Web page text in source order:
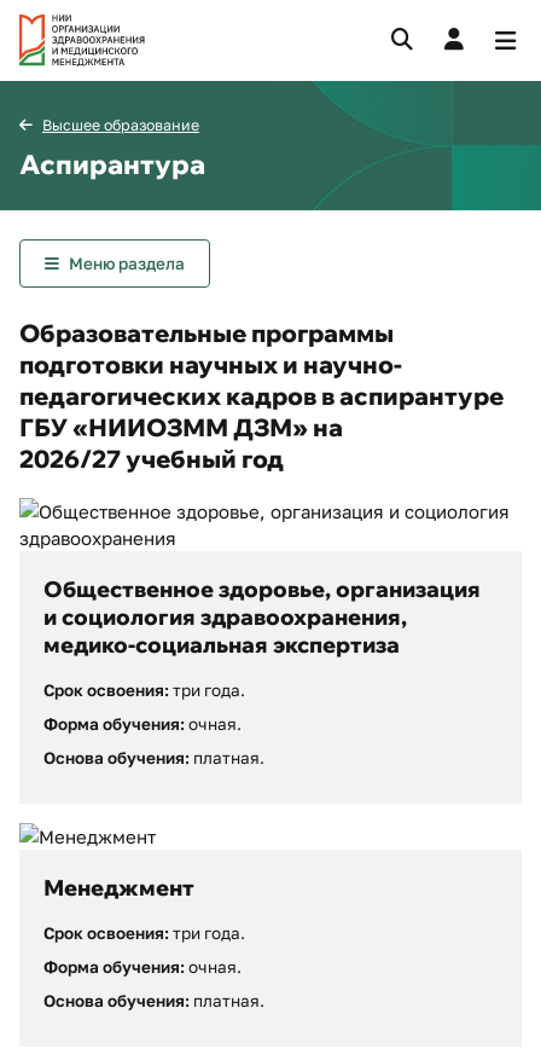
Высшее образование
Аспирантура
Меню раздела
Образовательные программы
подготовки научных и научно-
педагогических кадров в аспирантуре
ГБУ «НИИОЗММ ДЗМ» на
2026/27 учебный год
Общественное здоровье, организация
и социология здравоохранения,
медико-социальная экспертиза
Срок освоения: три года.
Форма обучения: очная.
Основа обучения: платная.
Менеджмент
Срок освоения: три года.
Форма обучения: очная.
Основа обучения: платная.